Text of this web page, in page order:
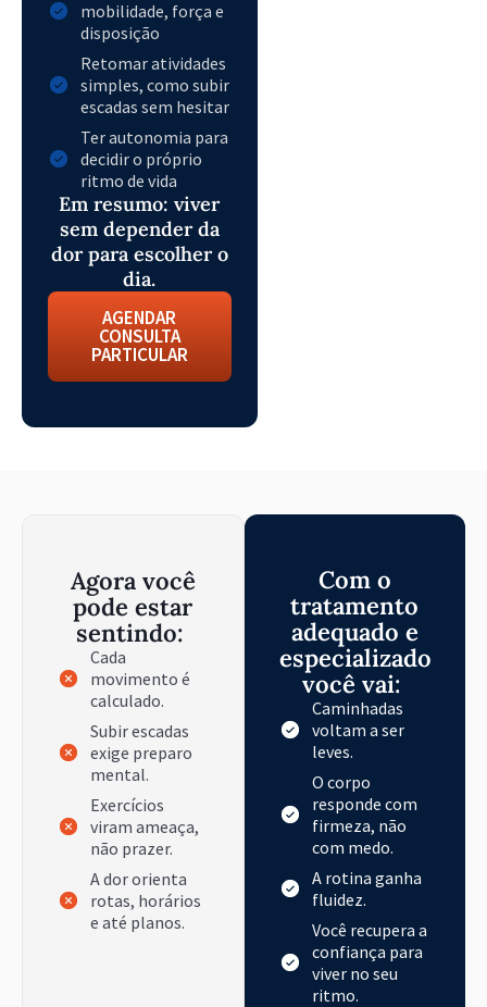
mobilidade, força e
disposição
Retomar atividades
simples, como subir
escadas sem hesitar
Ter autonomia para
decidir o próprio
ritmo de vida
Em resumo: viver
sem depender da
dor para escolher o
dia.
AGENDAR
CONSULTA
PARTICULAR
Agora você
pode estar
sentindo:
Cada
movimento é
calculado.
Subir escadas
exige preparo
mental.
Exercícios
viram ameaça,
não prazer.
A dor orienta
rotas, horários
e até planos.
Com o
tratamento
adequado e
especializado
você vai:
Caminhadas
voltam a ser
leves.
O corpo
responde com
firmeza, não
com medo.
A rotina ganha
fluidez.
Você recupera a
confiança para
viver no seu
ritmo.